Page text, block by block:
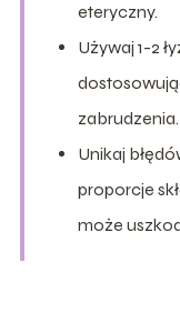
eteryczny.
Używaj 1-2
zabrudzenia.
Unikaj
proporcje
może